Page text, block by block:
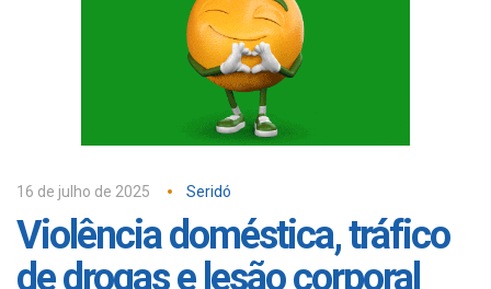
16 de julho de 2025 Seridó
Violência doméstica, tráfico
de drogas e lesão corporal